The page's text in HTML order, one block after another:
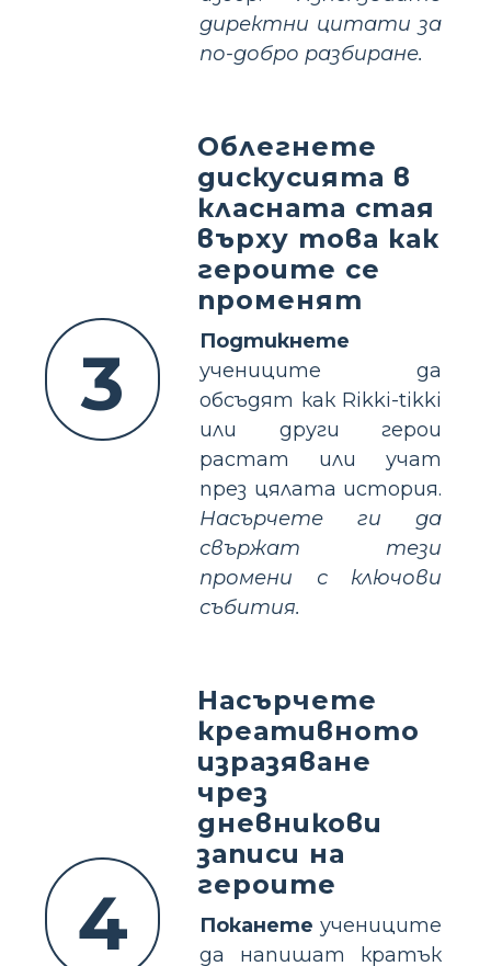
директни цитати за
по-добро разбиране.
3
Облегнете
дискусията в
класната стая
върху това как
героите се
променят
Подтикнете
учениците да
обсъдят как Rikki-tikki
или други герои
растат или учат
през цялата история.
Насърчете ги да
свържат тези
промени с ключови
събития.
4
Насърчете
креативното
изразяване
чрез
дневникови
записи на
героите
Поканете учениците
да напишат кратък